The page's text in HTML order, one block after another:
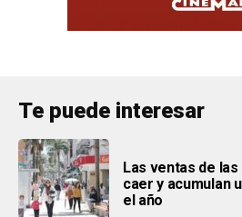
Te puede interesar
Las ventas de
caer y acumulan
el año